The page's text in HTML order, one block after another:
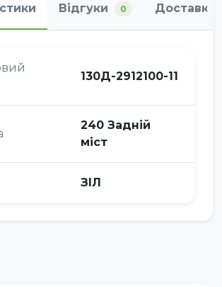
Відгуки 0 Доставка
130Д-2912100-11
240 Задній
міст
ЗІЛ